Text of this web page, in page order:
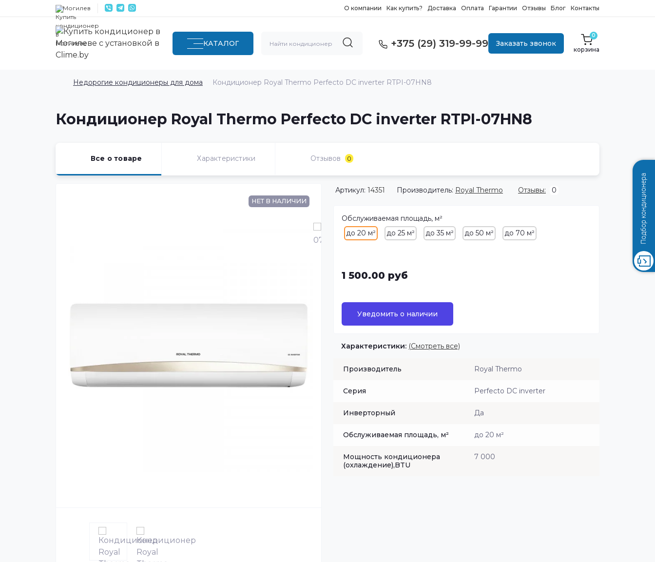
Могилев О компании Как купить? Доставка Оплата Гарантии Отзывы Блог Контакты
КАТАЛОГ +375 (29) 319-99-99 Заказать звонок
корзина
0
Недорогие кондиционеры для дома Кондиционер Royal Thermo Perfecto DC inverter RTPI-07HN8
Кондиционер Royal Thermo Perfecto DC inverter RTPI-07HN8
Все о товаре Характеристики Отзывов 0
НЕТ В НАЛИЧИИ
Артикул: 14351 Производитель: Royal Thermo Отзывы: 0
Обслуживаемая площадь, м²
до 20 м²
до 25 м² до 35 м² до 50 м² до 70 м²
1 500.00 руб
Уведомить о наличии
Характеристики: (Смотреть все)
Производитель Royal Thermo
Серия Perfecto DC inverter
Инверторный Да
Обслуживаемая площадь, м² до 20 м²
Мощность кондиционера
(охлаждение),BTU
7 000
Подбор кондиционера